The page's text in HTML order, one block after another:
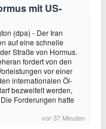
mit US-
(dpa) - Der Iran
auf eine schnelle
Straße von Hormus.
fordert von den
vor einer
internationalen Öl-
bezweifelt werden,
Forderungen hatte
vor 37 Minuten